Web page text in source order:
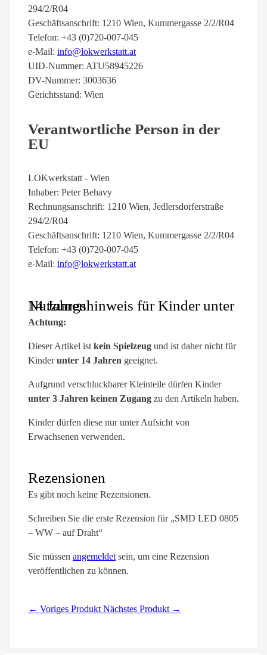
294/2/R04
Geschäftsanschrift: 1210 Wien, Kummergasse 2/2/R04
Telefon: +43 (0)720-007-045
e-Mail: info@lokwerkstatt.at
UID-Nummer: ATU58945226
DV-Nummer: 3003636
Gerichtsstand: Wien
Verantwortliche Person in der
EU
LOKwerkstatt - Wien
Inhaber: Peter Behavy
Rechnungsanschrift: 1210 Wien, Jedlersdorferstraße
294/2/R04
Geschäftsanschrift: 1210 Wien, Kummergasse 2/2/R04
Telefon: +43 (0)720-007-045
e-Mail: info@lokwerkstatt.at
Nutzungshinweis für Kinder unter 14 Jahren
Achtung:
Dieser Artikel ist kein Spielzeug und ist daher nicht für
Kinderunter 14 Jahren geeignet.
Aufgrund verschluckbarer Kleinteile dürfen Kinder
unter 3 Jahren keinen Zugang zu den Artikeln haben.
Kinder dürfen diese nur unter Aufsicht von
Erwachsenen verwenden.
Rezensionen
Es gibt noch keine Rezensionen.
Schreiben Sie die erste Rezension für „SMD LED 0805
– WW – auf Draht“
Sie müssen angemeldet sein, um eine Rezension
veröffentlichen zu können.
← Voriges Produkt Nächstes Produkt →